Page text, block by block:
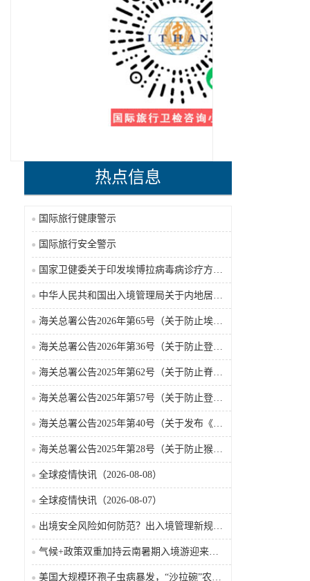
热点信息
国际旅行健康警示
国际旅行安全警示
国家卫健委关于印发埃博拉病毒病诊疗方案（2026年版）的通知
中华人民共和国出入境管理局关于内地居民前往港澳地区定居审批条件的公告（2026-06-30）
海关总署公告2026年第65号（关于防止埃博拉病毒病疫情传入我国的公告）（2026-05-18）
海关总署公告2026年第36号（关于防止登革热疫情传入我国的公告）
海关总署公告2025年第62号（关于防止脊髓灰质炎疫情传入我国的公告）
海关总署公告2025年第57号（关于防止登革热疫情传入我国的公告）
海关总署公告2025年第40号（关于发布《国境口岸传染病监测实施办法》的公告）
海关总署公告2025年第28号（关于防止猴痘疫情传入我国的公告）
全球疫情快讯（2026-08-08）
全球疫情快讯（2026-08-07）
出境安全风险如何防范？出入境管理新规9月15日起施行
气候+政策双重加持云南暑期入境游迎来热潮
美国大规模环孢子虫病暴发，“沙拉碗”农业生产陷入低迷